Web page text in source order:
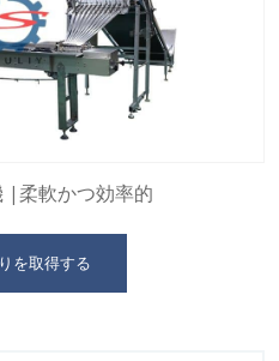
|柔軟かつ効率的
を取得する